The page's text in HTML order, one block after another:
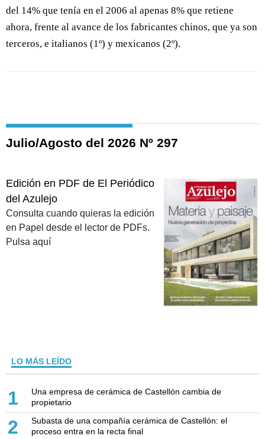
del 14% que tenía en el 2006 al apenas 8% que retiene
ahora, frente al avance de los fabricantes chinos, que ya son
terceros, e italianos (1º) y mexicanos (2º).
Julio/Agosto del 2026 Nº 297
Edición en PDF de El Periódico
del Azulejo
Consulta cuando quieras la edición
en Papel desde el lector de PDFs.
Pulsa aquí
LO MÁS LEÍDO
1
Una empresa de cerámica de Castellón cambia de
propietario
2
Subasta de una compañía cerámica de Castellón: el
proceso entra en la recta final